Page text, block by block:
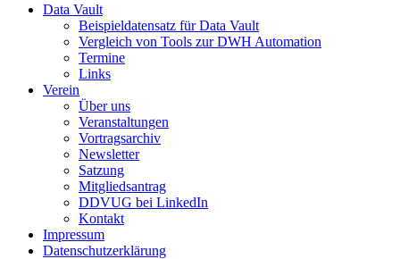
Data Vault
Beispieldatensatz für Data Vault
Vergleich von Tools zur DWH Automation
Termine
Links
Verein
Über uns
Veranstaltungen
Vortragsarchiv
Newsletter
Satzung
Mitgliedsantrag
DDVUG bei LinkedIn
Kontakt
Impressum
Datenschutzerklärung